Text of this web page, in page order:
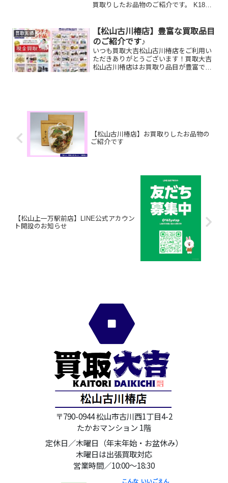
買取りしたお品物のご紹介です。 K18イ
んか？ぜひ買取大吉松山古川椿店にお査
定させてください！...
買取実績
【松山古川椿店】豊富な買取品目
のご紹介です♪
いつも買取大吉松山古川椿店をご利用い
ただきありがとうございます！買取大吉
松山古川椿店はお買取り品目が豊富で
【松山古川椿店】お買取りしたお品物の
ご紹介です
【松山上一万駅前店】LINE公式アカウン
ト開設のお知らせ
〒790-0944 松山市古川西1丁目4-2
たかおマンション 1階
定休日／木曜日（年末年始・お盆休み）
木曜日は出張買取対応
営業時間／10:00～18:30